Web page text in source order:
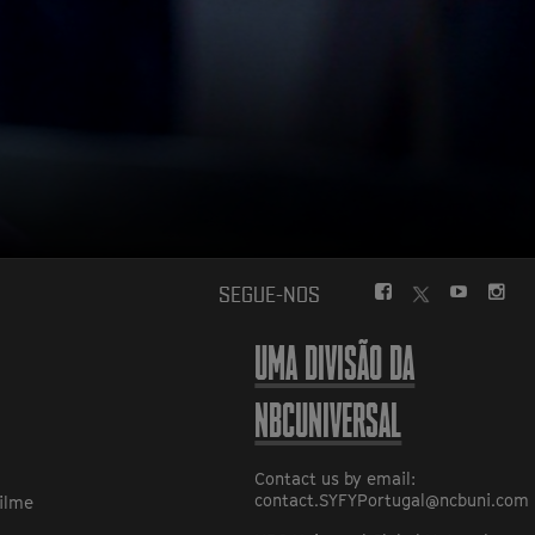
SEGUE-NOS
FACEBOOK
YOUTUBE
UMA DIVISÃO DA
NBCUNIVERSAL
Contact us by email:
contact.SYFYPortugal@ncbuni.com